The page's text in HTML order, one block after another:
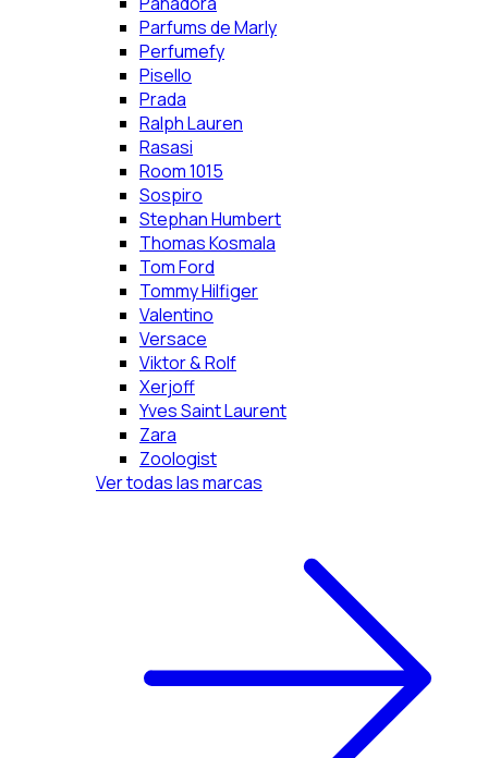
Parfums de Marly
Perfumefy
Pisello
Prada
Ralph Lauren
Rasasi
Room 1015
Sospiro
Stephan Humbert
Thomas Kosmala
Tom Ford
Tommy Hilfiger
Valentino
Versace
Viktor & Rolf
Xerjoff
Yves Saint Laurent
Zara
Zoologist
Ver todas las marcas